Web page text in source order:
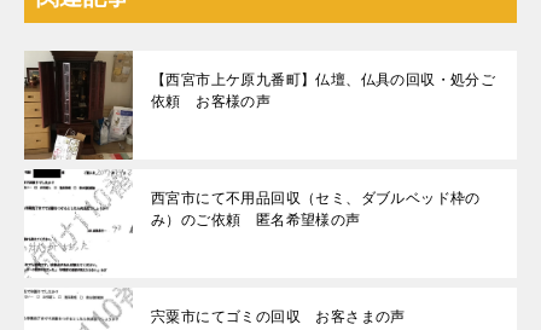
【西宮市上ケ原九番町】仏壇、仏具の回収・処分ご
依頼 お客様の声
西宮市にて不用品回収（セミ、ダブルベッド枠の
み）のご依頼 匿名希望様の声
宍粟市にてゴミの回収 お客さまの声